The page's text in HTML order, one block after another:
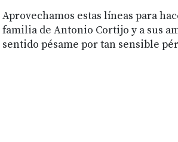
Aprovechamos estas líneas para
familia de Antonio Cortijo y a sus
sentido pésame por tan sensible